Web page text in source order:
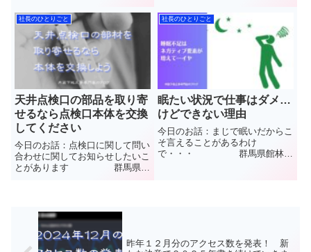
ル板”など【天井や壁】の内装工
事を施工しています(株)中島内装
の中島と申します普段見ることの
できない天井や壁のウラ側...
量鉄骨下地工事(LGS)”と”石こう
ボード”や”ケイカル板”など【天井
や壁】の内装工事を施工していま
す(株)中島内装の中島と...
社長のひとりごと
天井点検口の部品を取り寄
せるなら点検口本体を交換
してください
今日のお話：点検口に関して問い
合わせに関してお知らせしたいこ
とがあります 群馬県館
事を施工しています(株)中島内装
の中島と申します普段見る...
社長のひとりごと
眠たい状況で仕事はダメ…
けどできない理由
今日のお話：まじで眠いだからこ
そ言えることがあるわけ
で・・・ 群馬県館林市
昨年１２月分のアクセス数を発表！ 新